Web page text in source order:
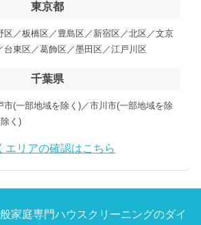
東京都
区／板橋区／豊島区／新宿区／北区／文京
台東区／葛飾区／墨田区／江戸川区
千葉県
市(一部地域を除く)／市川市(一部地域を除
く)
エリアの確認はこちら
家庭専門ハウスクリーニングのダイ